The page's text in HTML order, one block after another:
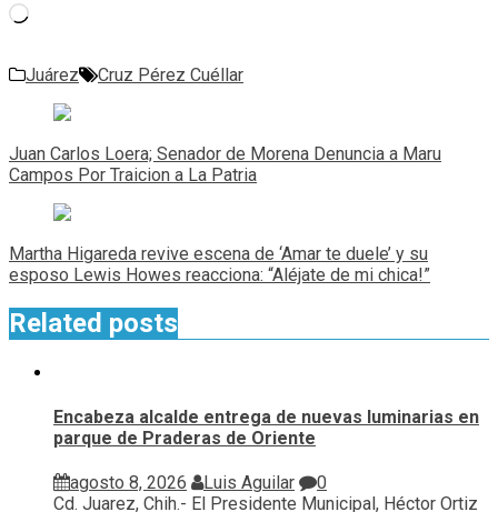
Cargando...
Juárez Cruz Pérez Cuéllar
Navegación
de
entradas
Juan Carlos Loera; Senador de Morena Denuncia a Maru
Campos Por Traicion a La Patria
Martha Higareda revive escena de ‘Amar te duele’ y su
esposo Lewis Howes reacciona: “Aléjate de mi chica!”
Related posts
Encabeza alcalde entrega de nuevas luminarias en
parque de Praderas de Oriente
agosto 8, 2026 Luis Aguilar
0
Cd. Juarez, Chih.- El Presidente Municipal, Héctor Ortiz